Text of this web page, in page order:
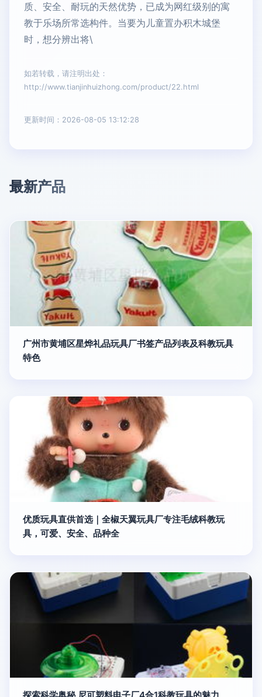
质、安全、耐玩的天然优势，已成为网红级别的寓
教于乐场所常选构件。当要为儿童置办积木城堡
时，想分辨出将\
如若转载，请注明出处：
http://www.tianjinhuizhong.com/product/22.html
更新时间：2026-08-05 13:12:28
最新产品
广州市黄埔区星烨礼品玩具厂书签产品列表及科教玩具
特色
优质玩具直供首选｜全椒天翼玩具厂专注毛绒科教玩
具，可爱、安全、品种全